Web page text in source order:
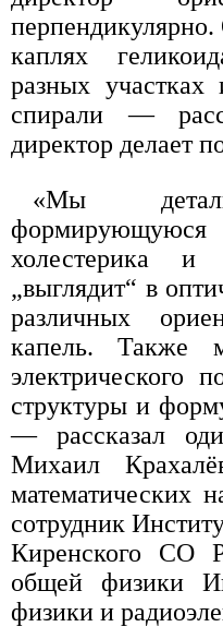
перпендикулярно.
каплях
разных
спирали —
директор делает
«Мы
формирующуюся
холестерика
„выглядит“ в
различных
капель. Также
электрического
структуры и
— рассказал
Михаил
математических
сотрудник
Киренского СО
общей физики
физики и